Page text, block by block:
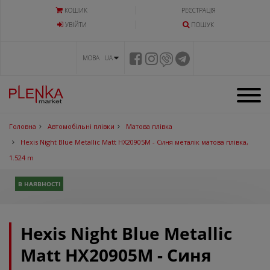
КОШИК
РЕЄСТРАЦІЯ
УВIЙТИ
ПОШУК
МОВА UA
Головна Автомобільні плівки
Матова плівка
Hexis Night Blue Metallic Matt HX20905M - Синя металік матова плівка,
1.524 m
В НАЯВНОСТІ
Hexis Night Blue Metallic
Matt HX20905M - Синя